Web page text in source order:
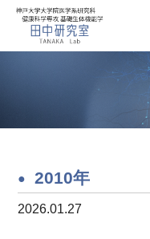
2010年
2026.01.27